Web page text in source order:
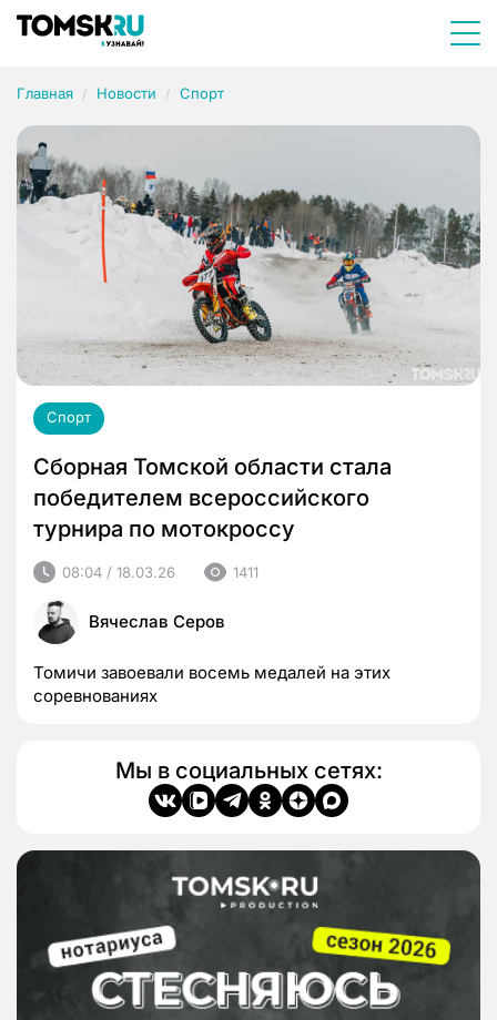
Главная Новости Спорт
Спорт
Сборная Томской области стала
победителем всероссийского
турнира по мотокроссу
08:04 / 18.03.26 1411
Вячеслав Серов
Томичи завоевали восемь медалей на этих
соревнованиях
Мы в социальных сетях: